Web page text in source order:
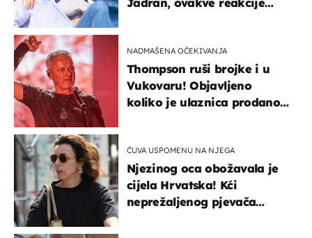
NADMAŠENA OČEKIVANJA
Thompson ruši brojke i u
Vukovaru! Objavljeno
koliko je ulaznica prodano
ČUVA USPOMENU NA NJEGA
Njezinog oca obožavala je
cijela Hrvatska! Kći
neprežaljenog pjevača